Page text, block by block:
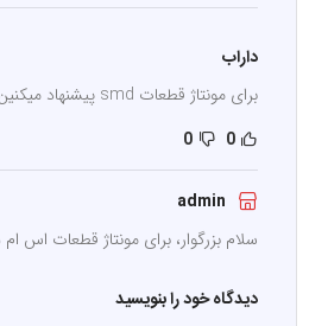
داراب
برای مونتاژ قطعات smd پیشنهاد میکنین ؟
0
0
سلام بزرگوار، برای مونتاژ قطعات اس
دیدگاه خود را بنویسید